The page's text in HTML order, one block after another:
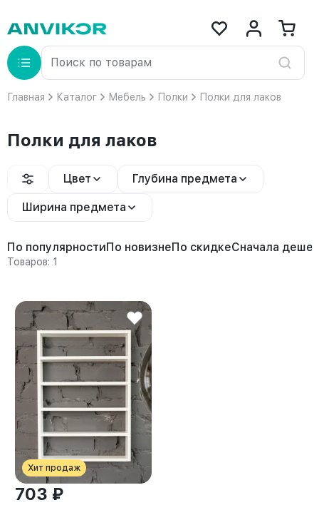
Главная Каталог Мебель Полки Полки для лаков
Полки для лаков
Цвет Глубина предмета
Ширина предмета
По популярностиПо новизнеПо скидкеСначала
Товаров: 1
Хит продаж
703 ₽